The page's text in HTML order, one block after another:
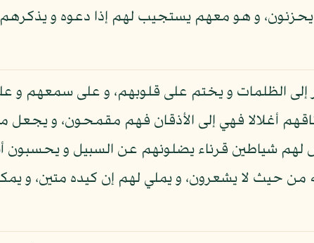
و هو معهم يستجيب لهم إذا دعوه و يذكرهم
الظلمات و يختم على قلوبهم، و على سمعهم و
أغلالا فهي إلى الأذقان فهم مقمحون، و يجعل
شياطين قرناء يضلونهم عن السبيل و يحسبون
من حيث لا يشعرون، و يملي لهم إن كيده متين، و